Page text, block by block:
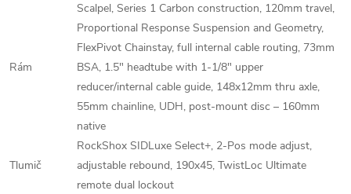
Rám
Scalpel, Series 1 Carbon construction, 120mm travel,
Proportional Response Suspension and Geometry,
FlexPivot Chainstay, full internal cable routing, 73mm
BSA, 1.5" headtube with 1-1/8" upper
reducer/internal cable guide, 148x12mm thru axle,
55mm chainline, UDH, post-mount disc – 160mm
native
Tlumič
RockShox SIDLuxe Select+, 2-Pos mode adjust,
adjustable rebound, 190x45, TwistLoc Ultimate
remote dual lockout